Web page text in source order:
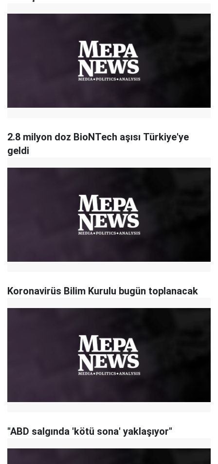
2.8 milyon doz BioNTech aşısı Türkiye'ye
geldi
Koronavirüs Bilim Kurulu bugün toplanacak
"ABD salgında 'kötü sona' yaklaşıyor"